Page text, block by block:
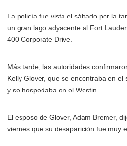
La policía fue vista el sábado por la
un gran lago adyacente al Fort
400 Corporate Drive.
Más tarde, las autoridades
Kelly Glover, que se encontraba en
y se hospedaba en el Westin.
El esposo de Glover, Adam Bremer,
viernes que su desaparición fue muy